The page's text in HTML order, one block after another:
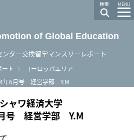
MENU
of Global Education
ター交換留学マンスリーレポート
ト
ヨーロッパエリア
年6月号 経営学部 Y.M
ャワ経済大学
号 経営学部 Y.M